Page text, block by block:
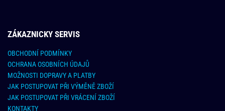
ZÁKAZNICKY SERVIS
OBCHODNÍ PODMÍNKY
OCHRANA OSOBNÍCH ÚDAJŮ
MOŽNOSTI DOPRAVY A PLATBY
JAK POSTUPOVAT PŘI VÝMĚNĚ ZBOŽÍ
JAK POSTUPOVAT PŘI VRÁCENÍ ZBOŽÍ
KONTAKTY